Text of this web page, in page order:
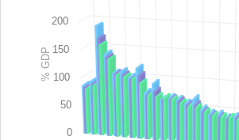
Bar chart with 3 data series.
View as data table, Chart
The chart has 1 X axis displaying
The chart has 1 Y axis displaying %
% GDP
0
50
100
150
200